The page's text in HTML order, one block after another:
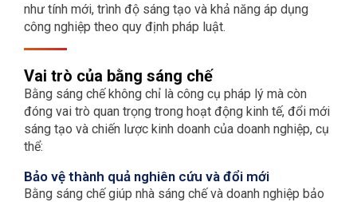
như tính mới, trình độ sáng tạo và khả năng áp dụng
công nghiệp theo quy định pháp luật.
Vai trò của bằng sáng chế
Bằng sáng chế không chỉ là công cụ pháp lý mà còn
đóng vai trò quan trọng trong hoạt động kinh tế, đổi mới
sáng tạo và chiến lược kinh doanh của doanh nghiệp, cụ
thể:
Bảo vệ thành quả nghiên cứu và đổi mới
Bằng sáng chế giúp nhà sáng chế và doanh nghiệp bảo